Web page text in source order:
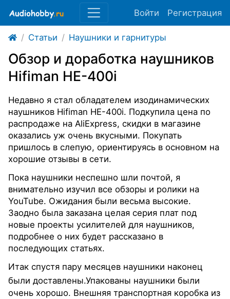
Войти Регистрация
Статьи Наушники и гарнитуры
Обзор и доработка наушников
Hifiman HE-400i
Недавно я стал обладателем изодинамических
наушников Hifiman HE-400i. Подкупила цена по
распродаже на AliExpress, скидки в магазине
оказались уж очень вкусными. Покупать
пришлось в слепую, ориентируясь в основном на
хорошие отзывы в сети.
Пока наушники неспешно шли почтой, я
внимательно изучил все обзоры и ролики на
YouTube. Ожидания были весьма высокие.
Заодно была заказана целая серия плат под
новые проекты усилителей для наушников,
подробнее о них будет рассказано в
последующих статьях.
Итак спустя пару месяцев наушники наконец
были доставлены.Упакованы наушники были
очень хорошо. Внешняя транспортная коробка из